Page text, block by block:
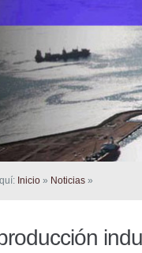
Inicio » Noticias »